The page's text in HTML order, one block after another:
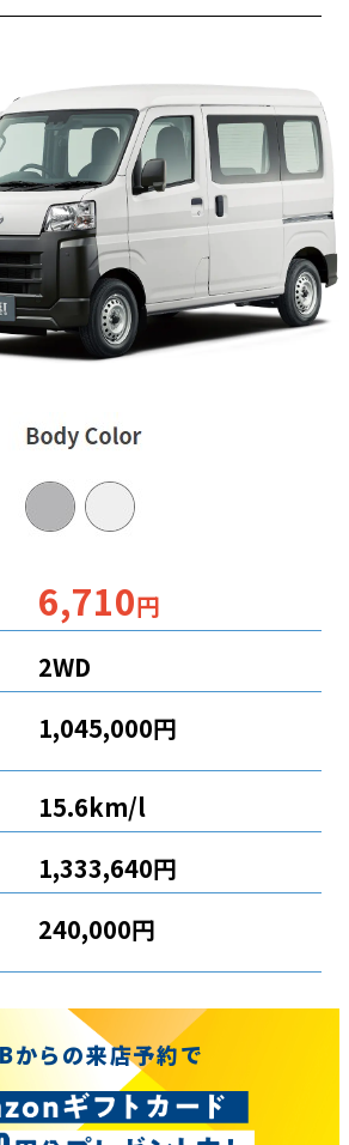
6,710円
2WD
1,045,000円
15.6km/l
1,333,640円
240,000円
からの来店予約で